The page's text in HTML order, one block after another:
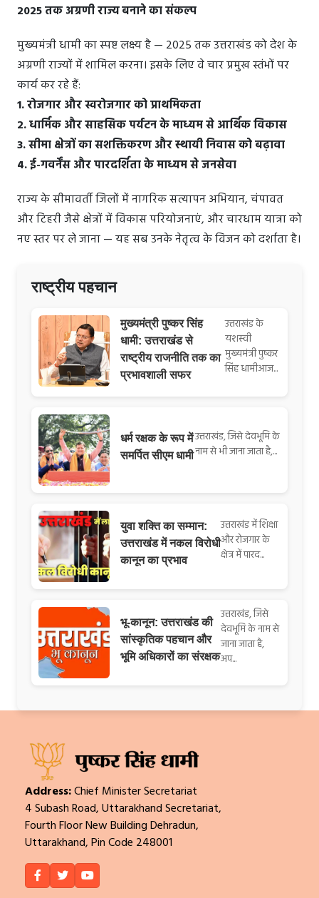
2025 तक अग्रणी राज्य बनाने का संकल्प
मुख्यमंत्री धामी का स्पष्ट लक्ष्य है — 2025 तक उत्तराखंड को देश के
अग्रणी राज्यों में शामिल करना। इसके लिए वे चार प्रमुख स्तंभों पर
कार्य कर रहे हैं:
1. रोजगार और स्वरोजगार को प्राथमिकता
2. धार्मिक और साहसिक पर्यटन के माध्यम से आर्थिक विकास
3. सीमा क्षेत्रों का सशक्तिकरण और स्थायी निवास को बढ़ावा
4. ई-गवर्नेंस और पारदर्शिता के माध्यम से जनसेवा
राज्य के सीमावर्ती जिलों में नागरिक सत्यापन अभियान, चंपावत
और टिहरी जैसे क्षेत्रों में विकास परियोजनाएं, और चारधाम यात्रा को
नए स्तर पर ले जाना — यह सब उनके नेतृत्व के विजन को दर्शाता है।
राष्ट्रीय पहचान
मुख्यमंत्री पुष्कर सिंह
धामी: उत्तराखंड से
राष्ट्रीय राजनीति तक का
प्रभावशाली सफर
उत्तराखंड के
यशस्वी
मुख्यमंत्री पुष्कर
सिंह धामीआज...
धर्म रक्षक के रूप में
समर्पित सीएम धामी
उत्तराखंड, जिसे देवभूमि के
नाम से भी जाना जाता है,...
युवा शक्ति का सम्मान:
उत्तराखंड में नकल विरोधी
कानून का प्रभाव
उत्तराखंड में शिक्षा
और रोजगार के
क्षेत्र में पारद...
भू-कानून: उत्तराखंड की
सांस्कृतिक पहचान और
भूमि अधिकारों का संरक्षक
उत्तराखंड, जिसे
देवभूमि के नाम से
जाना जाता है,
अप...
Address:Chief Minister Secretariat
4 Subash Road, Uttarakhand Secretariat,
Fourth Floor New Building Dehradun,
Uttarakhand, Pin Code 248001